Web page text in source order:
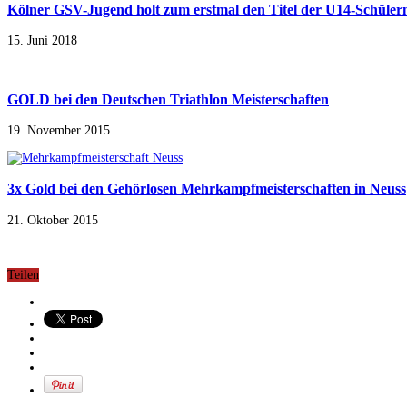
Kölner GSV-Jugend holt zum erstmal den Titel der U14-
15. Juni 2018
GOLD bei den Deutschen Triathlon Meisterschaften
19. November 2015
3x Gold bei den Gehörlosen Mehrkampfmeisterschaften in Neuss
21. Oktober 2015
Teilen